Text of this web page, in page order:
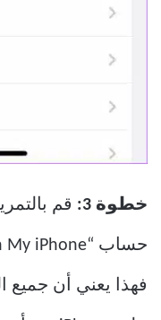
خطوة 3: قم
فهذا يعني أن جميع